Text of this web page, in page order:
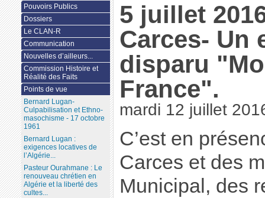
5 juillet
Carces- Un
disparu
France".
mardi 12 juillet
C’est en
Carces et des
Municipal, des
Pouvoirs Publics
Dossiers
Le CLAN-R
Communication
Nouvelles d’ailleurs...
Commission Histoire et
Réalité des Faits
Points de vue
Bernard Lugan-
Culpabilisation et Ethno-
masochisme - 17 octobre
1961
Bernard Lugan :
exigences locatives de
l’Algérie...
Pasteur Ourahmane : Le
renouveau chrétien en
Algérie et la liberté des
cultes...